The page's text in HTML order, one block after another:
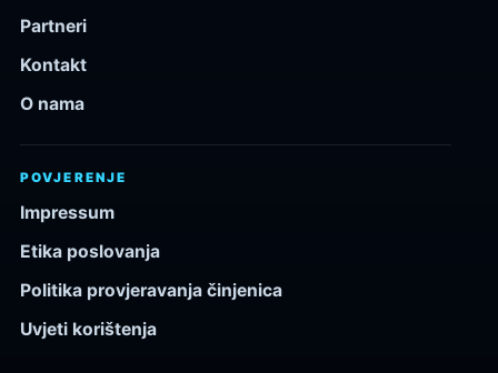
Partneri
Kontakt
O nama
POVJERENJE
Impressum
Etika poslovanja
Politika provjeravanja činjenica
Uvjeti korištenja